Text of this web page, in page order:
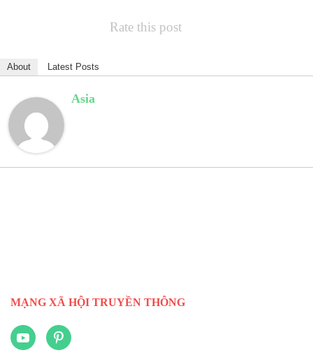
Rate this post
About Latest Posts
Asia
MẠNG XÃ HỘI TRUYỀN THÔNG